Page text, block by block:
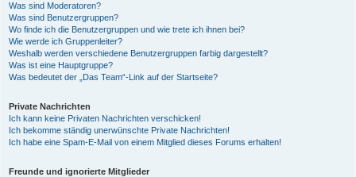
Was sind Moderatoren?
Was sind Benutzergruppen?
Wo finde ich die Benutzergruppen und wie trete ich ihnen bei?
Wie werde ich Gruppenleiter?
Weshalb werden verschiedene Benutzergruppen farbig dargestellt?
Was ist eine Hauptgruppe?
Was bedeutet der „Das Team“-Link auf der Startseite?
Private Nachrichten
Ich kann keine Privaten Nachrichten verschicken!
Ich bekomme ständig unerwünschte Private Nachrichten!
Ich habe eine Spam-E-Mail von einem Mitglied dieses Forums erhalten!
Freunde und ignorierte Mitglieder